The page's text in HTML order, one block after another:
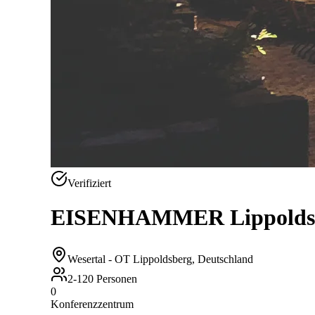
Verifiziert
EISENHAMMER
Wesertal - OT Lippoldsberg, Deutschland
2-120 Personen
0
Konferenzzentrum